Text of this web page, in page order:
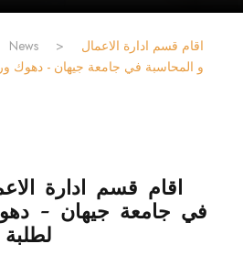
News >
و المحاسبة في جامعة جيهان - دهوك
في جامعة جيهان -
لطلبة